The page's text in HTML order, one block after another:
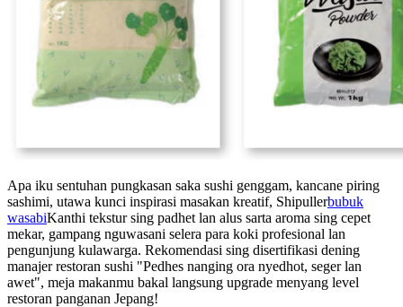
Apa iku sentuhan pungkasan saka sushi genggam, kancane piring
sashimi, utawa kunci inspirasi masakan kreatif, Shipullerbubuk
wasabiKanthi tekstur sing padhet lan alus sarta aroma sing cepet
mekar, gampang nguwasani selera para koki profesional lan
pengunjung kulawarga. Rekomendasi sing disertifikasi dening
manajer restoran sushi "Pedhes nanging ora nyedhot, seger lan
awet", meja makanmu bakal langsung upgrade menyang level
restoran panganan Jepang!